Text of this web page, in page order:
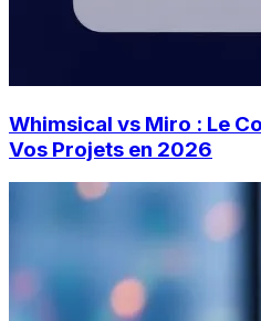
Whimsical vs Miro : Le
Vos Projets en 2026